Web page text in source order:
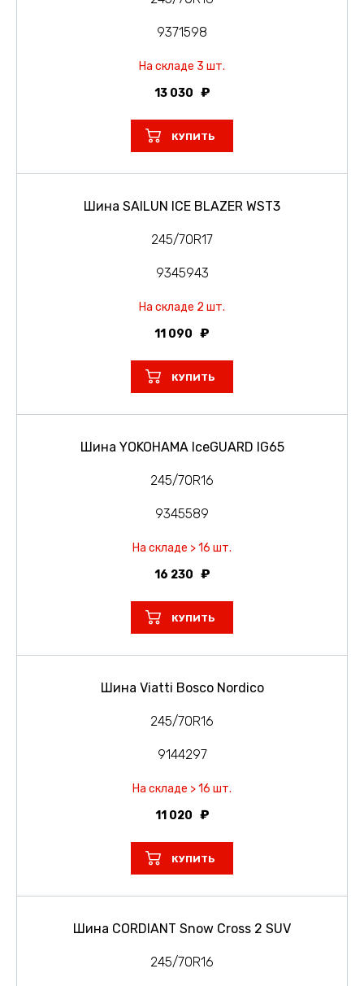
9371598
На складе 3 шт.
13 030
КУПИТЬ
Шина SAILUN ICE BLAZER WST3
245/70R17
9345943
На складе 2 шт.
11 090
КУПИТЬ
Шина YOKOHAMA IceGUARD IG65
245/70R16
9345589
На складе > 16 шт.
16 230
КУПИТЬ
Шина Viatti Bosco Nordico
245/70R16
9144297
На складе > 16 шт.
11 020
КУПИТЬ
Шина CORDIANT Snow Cross 2 SUV
245/70R16